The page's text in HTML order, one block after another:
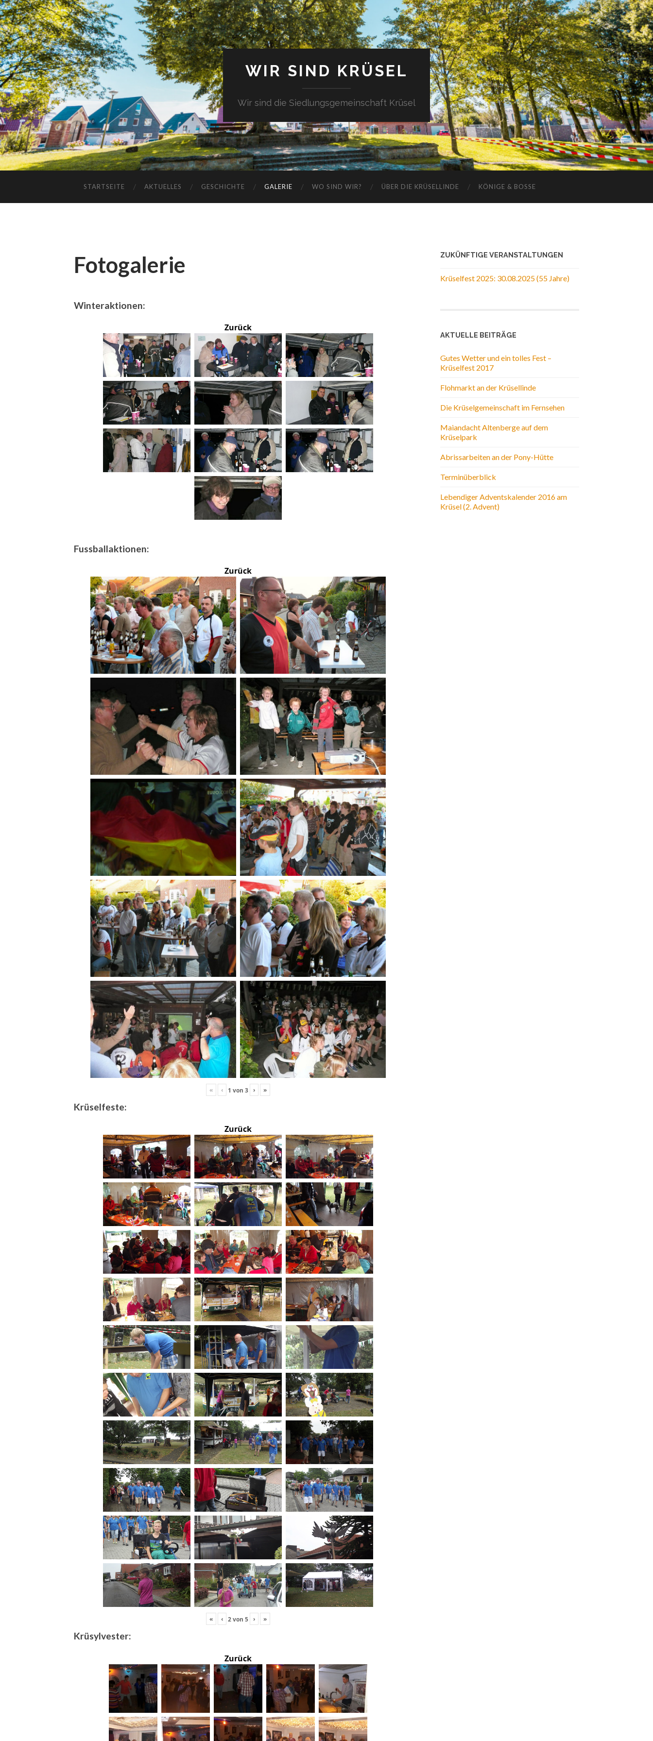
WIR SIND KRÜSEL
Wir sind die Siedlungsgemeinschaft Krüsel
STARTSEITE AKTUELLES GESCHICHTE GALERIE WO SIND WIR? ÜBER DIE KRÜSELLINDE KÖNIGE & BOSSE
Fotogalerie
Winteraktionen:
Zurück
Fussballaktionen:
Zurück
« ‹ 1 von 3 › »
Krüselfeste:
Zurück
« ‹ 2von 5 › »
Krüsylvester:
Zurück
ZUKÜNFTIGE VERANSTALTUNGEN
Krüselfest 2025: 30.08.2025 (55 Jahre)
AKTUELLE BEITRÄGE
Gutes Wetter und ein tolles Fest –
Krüselfest 2017
Flohmarkt an der Krüsellinde
Die Krüselgemeinschaft im Fernsehen
Maiandacht Altenberge auf dem
Krüselpark
Abrissarbeiten an der Pony-Hütte
Terminüberblick
Lebendiger Adventskalender 2016 am
Krüsel (2. Advent)